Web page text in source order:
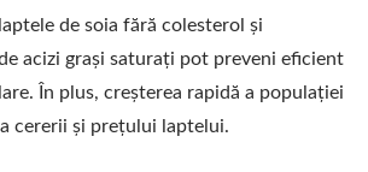
DIAGRAMĂ DE
A
DE SOIA,
de soia fără colesterol și
acizi grași saturați pot preveni eficient
În plus, creșterea rapidă a populației
cererii și prețului laptelui.